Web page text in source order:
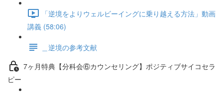
「逆境をよりウェルビーイングに乗り越える方法」動画
講義 (58:06)
＿逆境の参考文献
7ヶ月特典【分科会⑥カウンセリング】ポジティブサイコセラ
ピー